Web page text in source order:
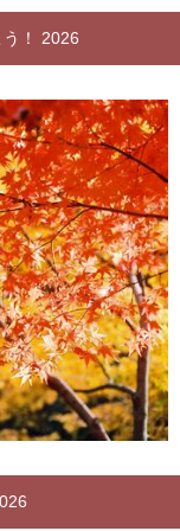
う！ 2026